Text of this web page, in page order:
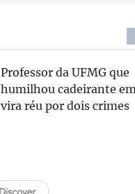
Professor da UFMG que
humilhou cadeirante
vira réu por dois crimes